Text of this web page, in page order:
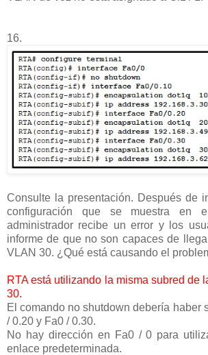
16.
Consulte la presentación. Después de
configuración que se muestra en
administrador recibe un error y los
informe de que no son capaces de
VLAN 30. ¿Qué está causando el
RTA está utilizando la misma subred de
30.
El comando no shutdown debería haber
/ 0.20 y Fa0 / 0.30.
No hay dirección en Fa0 / 0 para
enlace predeterminada.